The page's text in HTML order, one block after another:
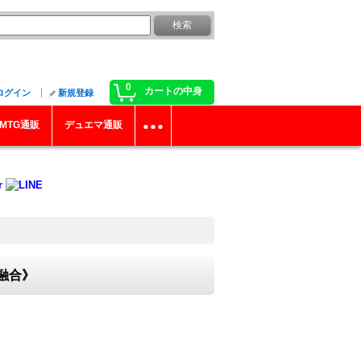
0 カートの中身
グイン 新規登録
MTG通販 デュエマ通販
合》